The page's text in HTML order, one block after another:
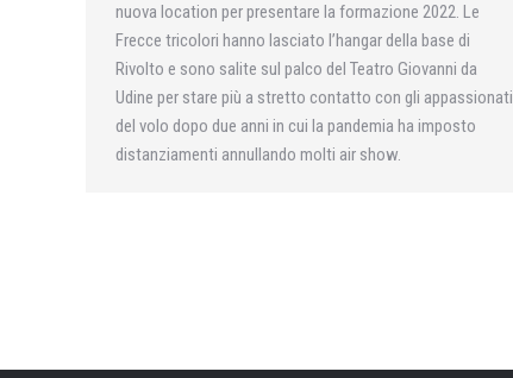
nuova location per presentare la formazione 2022. Le
Frecce tricolori hanno lasciato l’hangar della base di
Rivolto e sono salite sul palco del Teatro Giovanni da
Udine per stare più a stretto contatto con gli appassionati
del volo dopo due anni in cui la pandemia ha imposto
distanziamenti annullando molti air show.